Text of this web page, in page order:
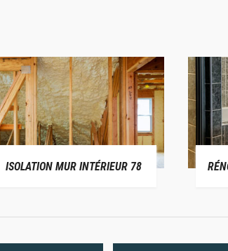
ISOLATION MUR INTÉRIEUR 78